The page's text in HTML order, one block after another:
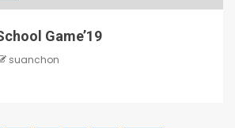
Game’19
suanchon